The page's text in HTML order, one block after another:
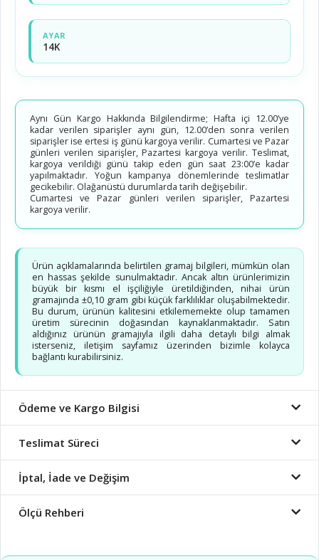
AYAR
14K
Aynı Gün Kargo Hakkında Bilgilendirme; Hafta içi 12.00’ye
kadar verilen siparişler aynı gün, 12.00’den sonra verilen
siparişler ise ertesi iş günü kargoya verilir. Cumartesi ve Pazar
günleri verilen siparişler, Pazartesi kargoya verilir. Teslimat,
kargoya verildiği günü takip eden gün saat 23:00’e kadar
yapılmaktadır. Yoğun kampanya dönemlerinde teslimatlar
gecikebilir. Olağanüstü durumlarda tarih değişebilir.
Cumartesi ve Pazar günleri verilen siparişler, Pazartesi
kargoya verilir.
Ürün açıklamalarında belirtilen gramaj bilgileri, mümkün olan
en hassas şekilde sunulmaktadır. Ancak altın ürünlerimizin
büyük bir kısmı el işçiliğiyle üretildiğinden, nihai ürün
gramajında ±0,10 gram gibi küçük farklılıklar oluşabilmektedir.
Bu durum, ürünün kalitesini etkilememekte olup tamamen
üretim sürecinin doğasından kaynaklanmaktadır. Satın
aldığınız ürünün gramajıyla ilgili daha detaylı bilgi almak
isterseniz, iletişim sayfamız üzerinden bizimle kolayca
bağlantı kurabilirsiniz.
Ödeme ve Kargo Bilgisi
Teslimat Süreci
İptal, İade ve Değişim
Ölçü Rehberi